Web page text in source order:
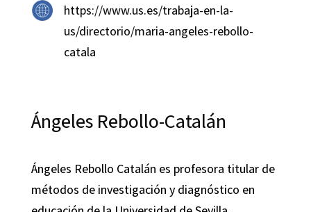
https://www.us.es/trabaja-en-la-
us/directorio/maria-angeles-rebollo-
catala
Ángeles Rebollo-Catalán
Ángeles Rebollo Catalán es profesora titular de
métodos de investigación y diagnóstico en